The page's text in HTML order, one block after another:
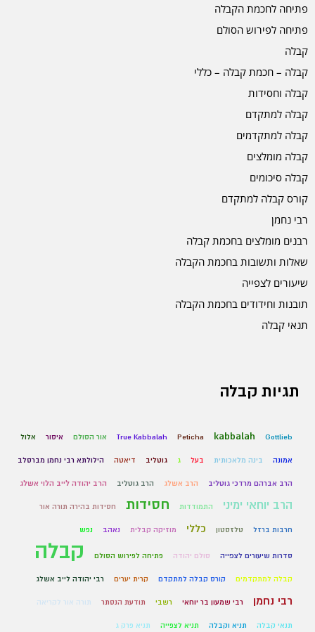
פתיחה לחכמת הקבלה
פתיחה לפירוש הסולם
קבלה
קבלה – חכמת קבלה – כללי
קבלה וחסידות
קבלה למתקדם
קבלה למתקדמים
קבלה מומלצים
קבלה סיכומים
קורס קבלה למתקדם
רבי נחמן
רבנים מומלצים בחכמת קבלה
שאלות ותשובות בחכמת הקבלה
שיעורים לצפייה
תובנות וחידודים בחכמת הקבלה
תנאי קבלה
תגיות קבלה
Gottlieb
kabbalah
Peticha
True Kabbalah אור הסולם איסור אלול
אמונה בינה מלאכותית בעל ג גוטליב דיאטה הילולתא רבי נחמן מברסלב
הרב אברהם מרדכי גוטליב הרב אשלג הרב גוטליב הרב יהודה לייב הלוי אשלג
הרב יוחאי ימיני התמודדות חסידות חסידות בהירה תורה אור
חרבות ברזל טלזסטון כללי מוזיקה קבלית נאהב נפש
סדרות שיעורים לצפייה סולם יהודה פתיחה לפירוש הסולם קבלה
קבלה למתקדמים קורס קבלה למתקדם קרית יערים רבי יהודה לייב אשלג
רבי נחמן רבי שמעון בר יוחאי רשבי תודעת הנסתר תורה אור לקריאה
תנאי קבלה תניא וקבלה תניא לצפייה תניא פרק ג